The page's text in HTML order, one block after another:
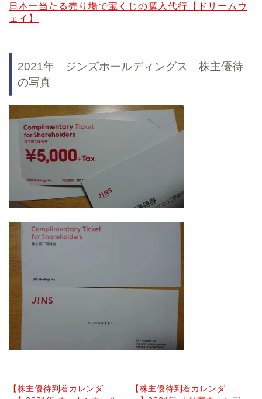
日本一当たる売り場で宝くじの購入代行【ドリームウ
ェイ】
2021年 ジンズホールディングス 株主優待
の写真
【株主優待到着カレンダ
【株主優待到着カレンダ